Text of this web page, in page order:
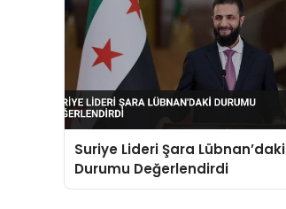
Suriye Lideri Şara Lübnan’daki
Durumu Değerlendirdi